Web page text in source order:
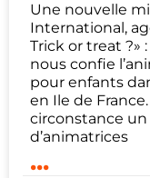
Une nouvelle
International,
Trick or treat ?»
nous confie
pour enfants
en Ile de
circonstance
d’animatrices
...